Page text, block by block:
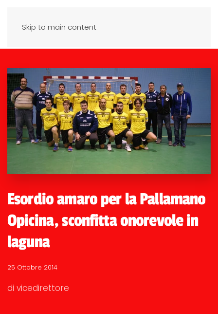
Skip to main content
Esordio amaro per la Pallamano
Opicina, sconfitta onorevole in
laguna
25 Ottobre 2014
di vicedirettore